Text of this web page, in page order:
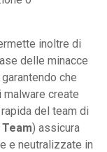
inoltre di
delle minacce
che
create
del team di
) assicura
e neutralizzate in